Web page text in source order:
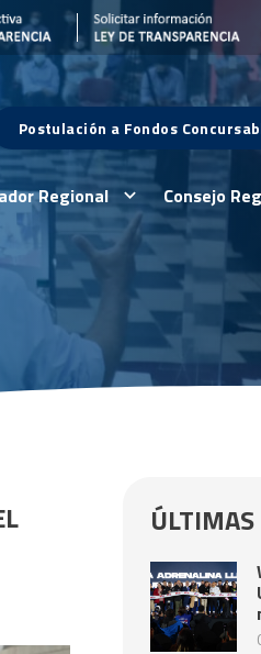
Postulación a Fondos
Regional Consejo